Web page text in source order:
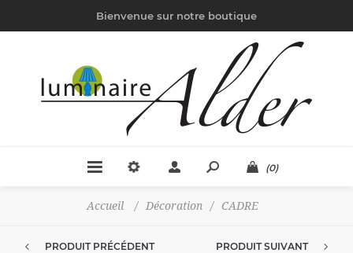
Bienvenue sur notre boutique
(0)
Accueil / Décoration / CADRE
PRODUIT PRÉCÉDENT PRODUIT SUIVANT